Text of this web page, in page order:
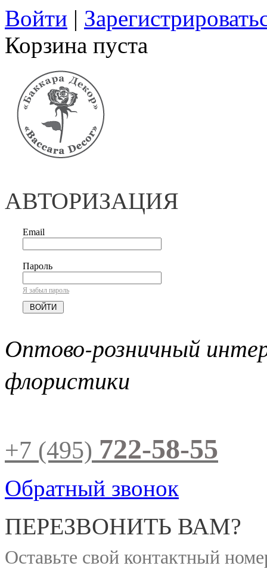
Войти |
Корзина пуста
АВТОРИЗАЦИЯ
Email
Пароль
Я забыл пароль
Оптово-розничный
флористики
+7 (495) 722-58-55
Обратный звонок
ПЕРЕЗВОНИТЬ ВАМ?
Оставьте свой контактный